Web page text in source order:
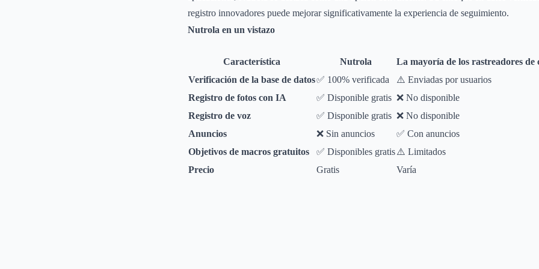
registro innovadores puede mejorar significativamente la experiencia de seguimiento.
Nutrola en un vistazo
Característica Nutrola
La mayoría de los rastreadores de
Verificación de la base de datos✅ 100% verificada
⚠️ Enviadas por usuarios
Registro de fotos con IA
✅ Disponible gratis ❌ No disponible
Registro de voz
✅ Disponible gratis ❌ No disponible
Anuncios
❌ Sin anuncios
✅ Con anuncios
Objetivos de macros gratuitos
✅ Disponibles gratis⚠️ Limitados
Precio
Gratis Varía